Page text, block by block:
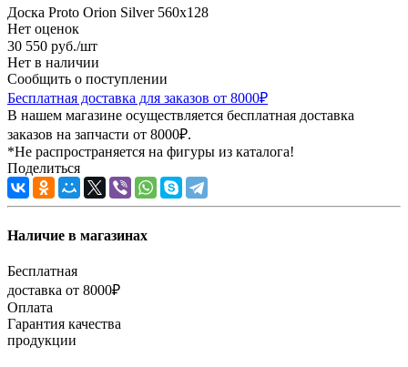
Доска Proto Orion Silver 560x128
Нет оценок
30 550 руб./шт
Нет в наличии
Сообщить о поступлении
Бесплатная доставка для заказов от 8000₽
В нашем магазине осуществляется бесплатная доставка
заказов на запчасти от 8000₽.
*Не распространяется на фигуры из каталога!
Поделиться
Наличие в магазинах
Бесплатная
доставка от 8000₽
Оплата
Гарантия качества
продукции